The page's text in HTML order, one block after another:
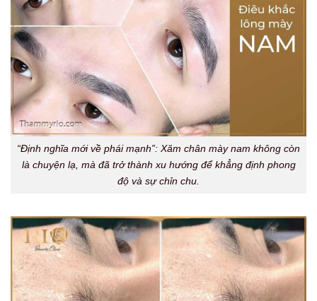
“Định nghĩa mới về phái mạnh”: Xăm chân mày nam không còn
là chuyện lạ, mà đã trở thành xu hướng để khẳng định phong
độ và sự chỉn chu.